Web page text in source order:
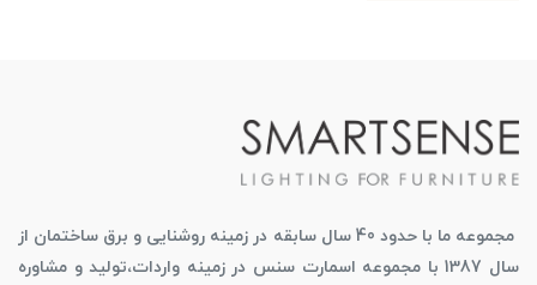
مجموعه ما با حدود 40 سال سابقه در زمینه روشنایی و برق ساختمان از
سال 1387 با مجموعه اسمارت سنس در زمینه واردات،تولید و مشاوره